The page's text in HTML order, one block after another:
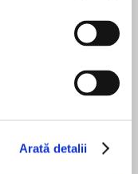
Arată detalii
and
Lord
recenzii